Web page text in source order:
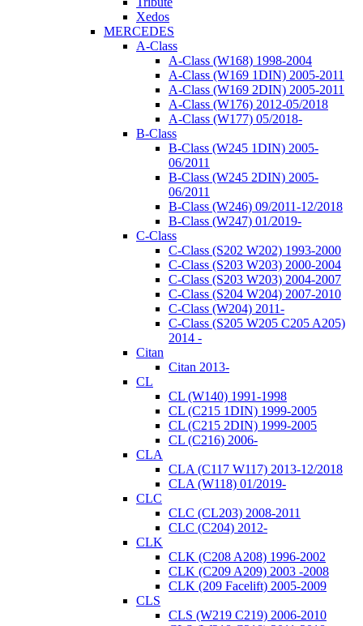
Xedos
MERCEDES
A-Class
A-Class (W168) 1998-2004
A-Class (W169 1DIN) 2005-2011
A-Class (W169 2DIN) 2005-2011
A-Class (W176) 2012-05/2018
A-Class (W177) 05/2018-
B-Class
B-Class (W245 1DIN) 2005-
06/2011
B-Class (W245 2DIN) 2005-
06/2011
B-Class (W246) 09/2011-12/2018
B-Class (W247) 01/2019-
C-Class
C-Class (S202 W202) 1993-2000
C-Class (S203 W203) 2000-2004
C-Class (S203 W203) 2004-2007
C-Class (S204 W204) 2007-2010
C-Class (W204) 2011-
C-Class (S205 W205 C205 A205)
2014 -
Citan
Citan 2013-
CL
CL (W140) 1991-1998
CL (C215 1DIN) 1999-2005
CL (C215 2DIN) 1999-2005
CL (C216) 2006-
CLA
CLA (C117 W117) 2013-12/2018
CLA (W118) 01/2019-
CLC
CLC (CL203) 2008-2011
CLC (C204) 2012-
CLK
CLK (C208 A208) 1996-2002
CLK (C209 A209) 2003 -2008
CLK (209 Facelift) 2005-2009
CLS
CLS (W219 C219) 2006-2010